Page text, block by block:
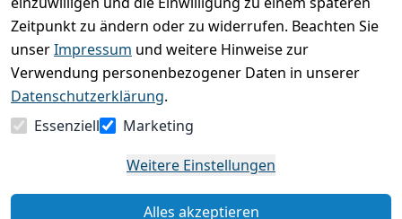
5
( 0 )
4
( 0 )
3
( 0 )
2
( 0 )
1
Artikel abgegeben
Zeitpunkt zu ändern oder zu widerrufen. Beachten Sie
unserImpressum und weitere Hinweise zur
Verwendung personenbezogener Daten in unserer
Datenschutzerklärung.
Essenziell
Marketing
Weitere Einstellungen
Alles akzeptieren